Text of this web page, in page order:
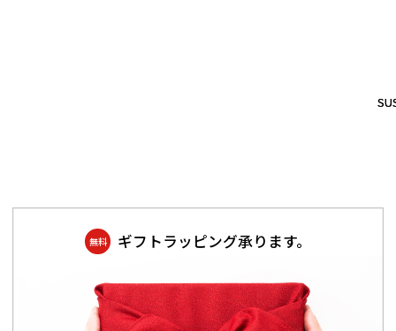
無料 ギフトラッピング承ります。